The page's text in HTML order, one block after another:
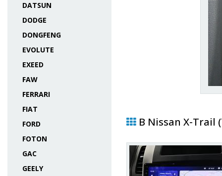
DATSUN
DODGE
DONGFENG
EVOLUTE
EXEED
FAW
FERRARI
FIAT
FORD
FOTON
GAC
GEELY
В Nissan X-Trail